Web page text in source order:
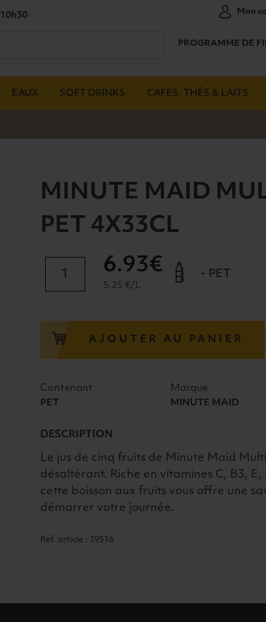
10h30 Mon
PROGRAMME DE
EAUX SOFT DRINKS CAFÉS, THÉS & LAITS
MINUTE MAID
PET 4X33CL
MULTIVITAMINES
PET
6.93€
5.25 €/L
- PET
AJOUTER AU PANIER
Contenant
PET
Marque
MINUTE MAID
DESCRIPTION
Le jus de cinq fruits de Minute Maid
désaltérant. Riche en vitamines C, B3,
cette boisson aux fruits vous offre une
démarrer votre journée.
Ref. article : 39516